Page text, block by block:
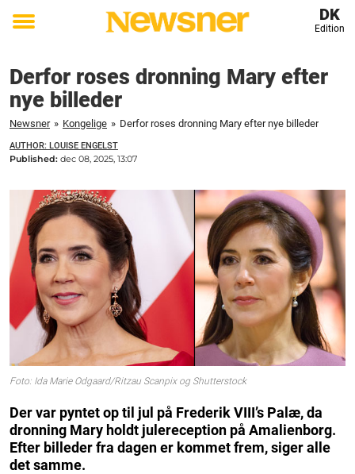
Toggle
DK
Edition
Derfor roses dronning Mary efter
nye billeder
Newsner » Kongelige » Derfor roses dronning Mary efter nye billeder
AUTHOR: LOUISE ENGELST
Published: dec 08, 2025, 13:07
Foto: Ida Marie Odgaard/Ritzau Scanpix og Shutterstock
Der var pyntet op til jul på Frederik VIII’s Palæ, da
dronning Mary holdt julereception på Amalienborg.
Efter billeder fra dagen er kommet frem, siger alle
det samme.